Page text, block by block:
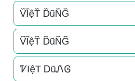
V᷈I᷈ệT᷈ D᷈ũN᷈G᷈
V͆I͆ệT͆ D͆ũN͆G͆
ᏤIệT ᎠũᏁᎶ